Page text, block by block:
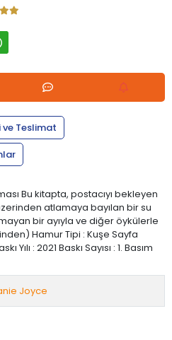
Teslimat
Bu kitapta, postacıyı bekleyen
atlamaya bayılan bir su
bir ayıyla ve diğer öykülerle
Hamur Tipi : Kuşe Sayfa
Yılı : 2021 Baskı Sayısı : 1. Basım
Joyce